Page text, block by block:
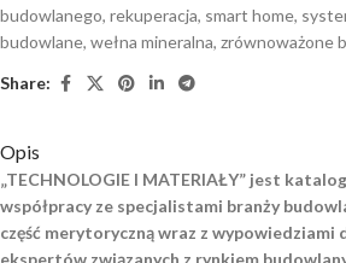
budowlanego, rekuperacja, smart home,
budowlane, wełna mineralna, zrównoważone
Share:
Opis
„TECHNOLOGIE I MATERIAŁY” jest
współpracy ze specjalistami branży
część merytoryczną wraz z wypowiedziami
ekspertów związanych z rynkiem